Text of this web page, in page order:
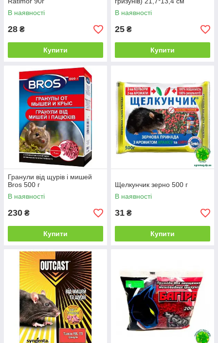
В наявності
28 ₴
Купити
В наявності
25 ₴
Купити
Гранули від щурів і мишей
Bros 500 г
В наявності
230 ₴
Купити
Щелкунчик зерно 500 г
В наявності
31 ₴
Купити